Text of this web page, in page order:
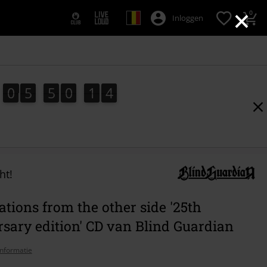
×
Inloggen 0
0
0 5
5 5
5 0
0 1
1 2
3
2
4
3
from the other side '25th
edition' CD van Blind Guardian